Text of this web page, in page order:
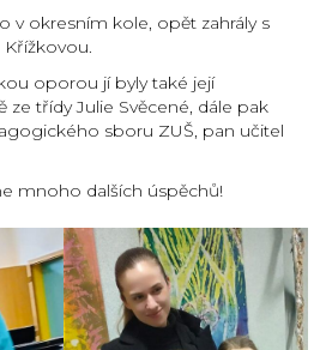
v okresním kole, opět zahrály s
oporou jí byly také její
ze třídy Julie Svěcené, dále pak
sboru ZUŠ, pan učitel
mnoho dalších úspěchů!